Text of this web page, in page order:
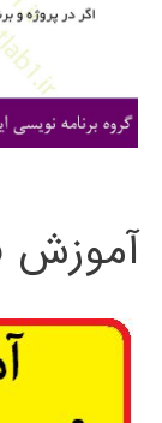
ی
آموزش